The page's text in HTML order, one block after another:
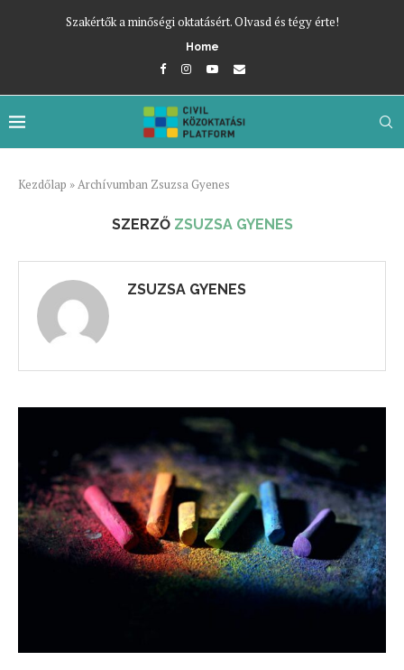
Szakértők a minőségi oktatásért. Olvasd és tégy érte!
Home
Kezdőlap »Archívumban Zsuzsa Gyenes
SZERZŐ ZSUZSA GYENES
ZSUZSA GYENES